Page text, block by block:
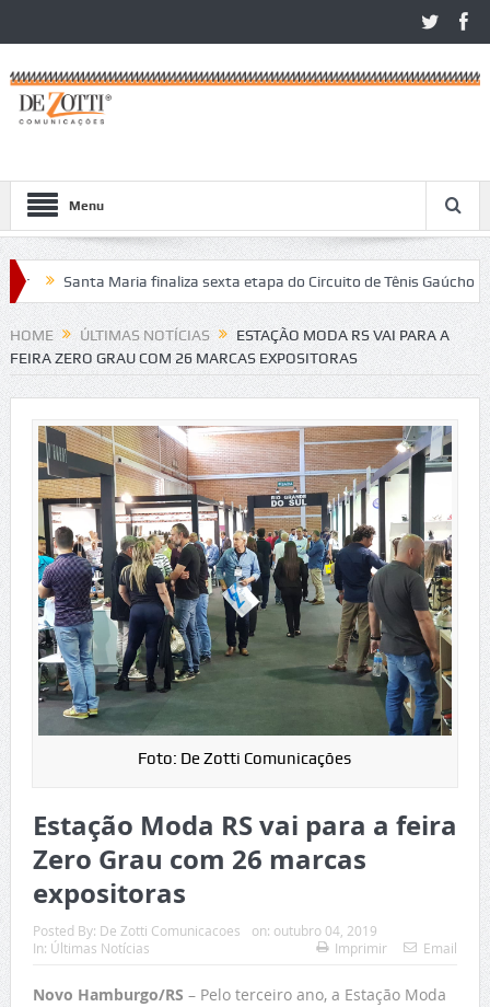
Menu
Santa Maria finaliza sexta etapa do Circuito de Tênis Gaúcho
São Léo Open 2026
HOME ÚLTIMAS NOTÍCIAS
ESTAÇÃO MODA RS VAI PARA A
FEIRA ZERO GRAU COM 26 MARCAS EXPOSITORAS
Foto: De Zotti Comunicações
Estação Moda RS vai para a feira
Zero Grau com 26 marcas
expositoras
Posted By: De Zotti Comunicacoes on: outubro 04, 2019
In: Últimas Notícias Imprimir Email
Novo Hamburgo/RS – Pelo terceiro ano, a Estação Moda